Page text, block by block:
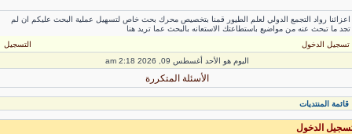
رواد التجمع الدولي لعلم الطيور قمنا بتخصيص محرك بحث خاص لتسهيل عملية البحث عليكم ان لم
ما تبحث عنه من مواضيع باستطاعتك الاستعانه بالبحث عما تريد هنا
الدخول
التسجيل
اليوم هو الأحد أغسطس 09, 2026 2:18 am
الأسئلة المتكررة
المنتديات
الدخول